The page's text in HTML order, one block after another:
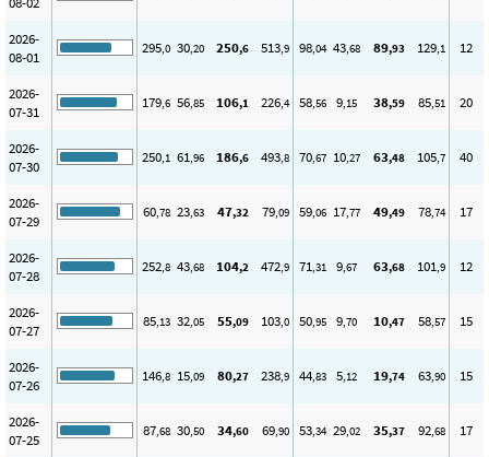
2026-
08-01
295,0 30,20 250,6 513,9 98,04 43,68 89,93 129,1 12
2026-
07-31
179,6 56,85 106,1 226,4 58,56 9,15 38,59 85,51 20
2026-
07-30
250,1 61,96 186,6 493,8 70,67 10,27 63,48 105,7 40
2026-
07-29
60,78 23,63 47,32 79,09 59,06 17,77 49,49 78,74 17
2026-
07-28
252,8 43,68 104,2 472,9 71,31 9,67 63,68 101,9 12
2026-
07-27
85,13 32,05 55,09 103,0 50,95 9,70 10,47 58,57 15
2026-
07-26
146,8 15,09 80,27 238,9 44,83 5,12 19,74 63,90 15
2026-
07-25
87,68 30,50 34,60 69,90 53,34 29,02 35,37 92,68 17